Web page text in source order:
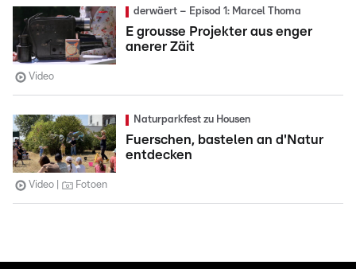
derwäert – Episod 1: Marcel Thoma
E grousse Projekter aus enger
anerer Zäit
Video
Naturparkfest zu Housen
Fuerschen, bastelen an d'Natur
entdecken
Video Fotoen